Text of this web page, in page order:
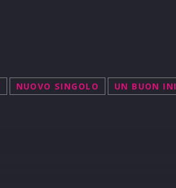
NUOVO SINGOLO UN BUON